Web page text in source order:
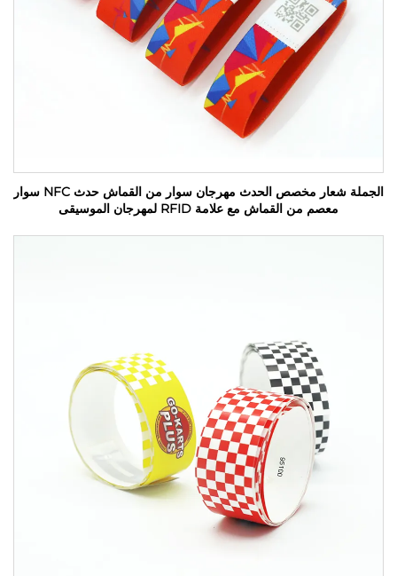
الجملة شعار مخصص الحدث مهرجان سوار من القماش حدث NFC سوار
معصم من القماش مع علامة RFID لمهرجان الموسيقى